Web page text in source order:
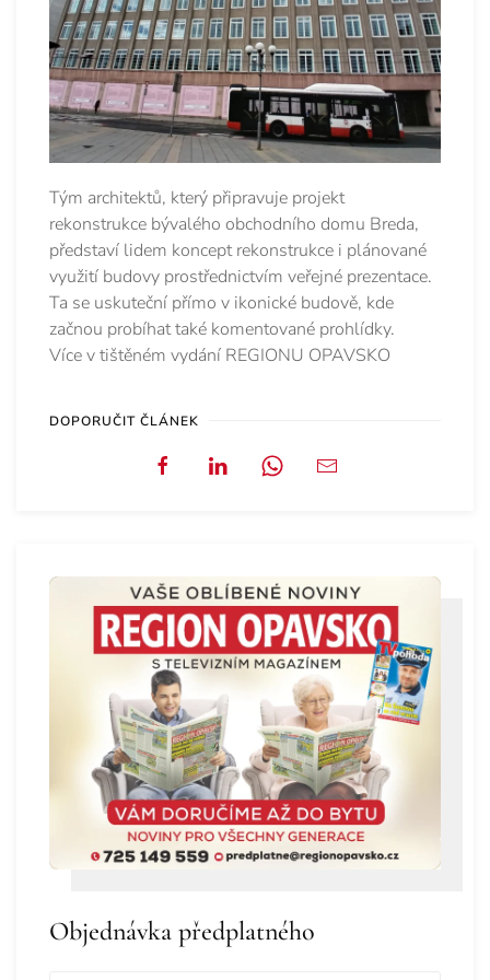
Tým architektů, který připravuje projekt
rekonstrukce bývalého obchodního domu Breda,
představí lidem koncept rekonstrukce i plánované
využití budovy prostřednictvím veřejné prezentace.
Ta se uskuteční přímo v ikonické budově, kde
začnou probíhat také komentované prohlídky.
Více v tištěném vydání REGIONU OPAVSKO
DOPORUČIT ČLÁNEK
Objednávka předplatného